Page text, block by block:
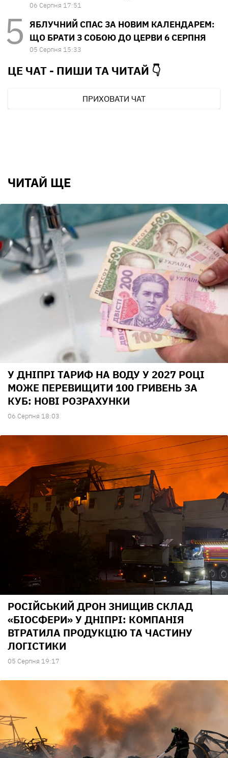
06 Серпня 17:51
ЯБЛУЧНИЙ СПАС ЗА НОВИМ КАЛЕНДАРЕМ:
ЩО БРАТИ З СОБОЮ ДО ЦЕРВИ 6 СЕРПНЯ
05 Серпня 15:33
ЦЕ ЧАТ - ПИШИ ТА ЧИТАЙ 👇
ПРИХОВАТИ ЧАТ
ЧИТАЙ ЩЕ
У ДНІПРІ ТАРИФ НА ВОДУ У 2027 РОЦІ
МОЖЕ ПЕРЕВИЩИТИ 100 ГРИВЕНЬ ЗА
КУБ: НОВІ РОЗРАХУНКИ
06 Серпня 18:03
РОСІЙСЬКИЙ ДРОН ЗНИЩИВ СКЛАД
«БІОСФЕРИ» У ДНІПРІ: КОМПАНІЯ
ВТРАТИЛА ПРОДУКЦІЮ ТА ЧАСТИНУ
ЛОГІСТИКИ
05 Серпня 19:17